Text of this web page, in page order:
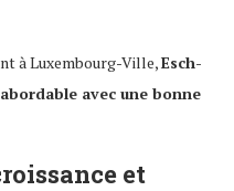
à Luxembourg-Ville,Esch-
avec une bonne
et